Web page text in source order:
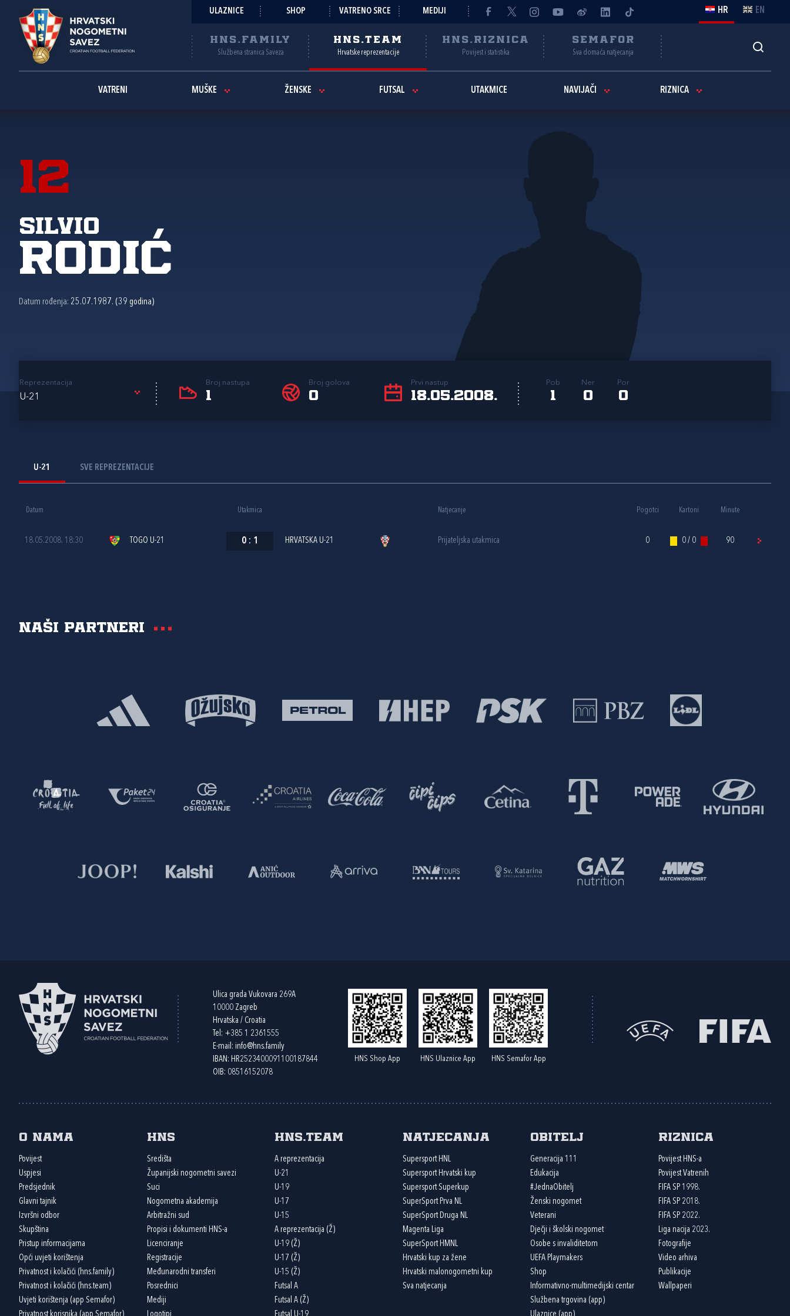
ULAZNICE SHOP VATRENO SRCE MEDIJI HR EN
HNS.FAMILY
Službena stranica Saveza
HNS.TEAM
Hrvatske reprezentacije
HNS.RIZNICA
Povijest i statistika
SEMAFOR
Sva domaća natjecanja
VATRENI MUŠKE ŽENSKE FUTSAL UTAKMICE NAVIJAČI RIZNICA
12
Silvio
Rodić
Datum rođenja: 25.07.1987. (39 godina)
Reprezentacija
U-21
Broj nastupa
1
Broj golova
0
Prvi nastup
18.05.2008.
Pob
1
Ner
0
Por
0
U-21 SVE REPREZENTACIJE
Datum Utakmica Natjecanje Pogotci Kartoni Minute
18.05.2008. 18:30 TOGO U-21 0 : 1 HRVATSKA U-21 Prijateljska utakmica 0 0 / 0 90
Naši partneri
Ulica grada Vukovara 269A
10000 Zagreb
Hrvatska / Croatia
Tel: +385 1 2361555
E-mail: info@hns.family
IBAN: HR2523400091100187844
OIB: 08516152078
HNS Shop App HNS Ulaznice App HNS Semafor App
O nama
Povijest
Uspjesi
Predsjednik
Glavni tajnik
Izvršni odbor
Skupština
Pristup informacijama
Opći uvjeti korištenja
Privatnost i kolačići (hns.family)
Privatnost i kolačići (hns.team)
Uvjeti korištenja (app Semafor)
HNS
Središta
Županijski nogometni savezi
Suci
Nogometna akademija
Arbitražni sud
Propisi i dokumenti HNS-a
Licenciranje
Registracije
Međunarodni transferi
Posrednici
Mediji
HNS.team
A reprezentacija
U-21
U-19
U-17
U-15
A reprezentacija (Ž)
U-19 (Ž)
U-17 (Ž)
U-15 (Ž)
Futsal A
Futsal A (Ž)
Natjecanja
Supersport HNL
Supersport Hrvatski kup
Supersport Superkup
SuperSport Prva NL
SuperSport Druga NL
Magenta Liga
SuperSport HMNL
Hrvatski kup za žene
Hrvatski malonogometni kup
Sva natjecanja
Obitelj
Generacija 111
Edukacija
#JednaObitelj
Ženski nogomet
Veterani
Dječji i školski nogomet
Osobe s invaliditetom
UEFA Playmakers
Shop
Informativno-multimedijski centar
Službena trgovina (app)
Riznica
Povijest HNS-a
Povijest Vatrenih
FIFA SP 1998.
FIFA SP 2018.
FIFA SP 2022.
Liga nacija 2023.
Fotografije
Video arhiva
Publikacije
Wallpaperi